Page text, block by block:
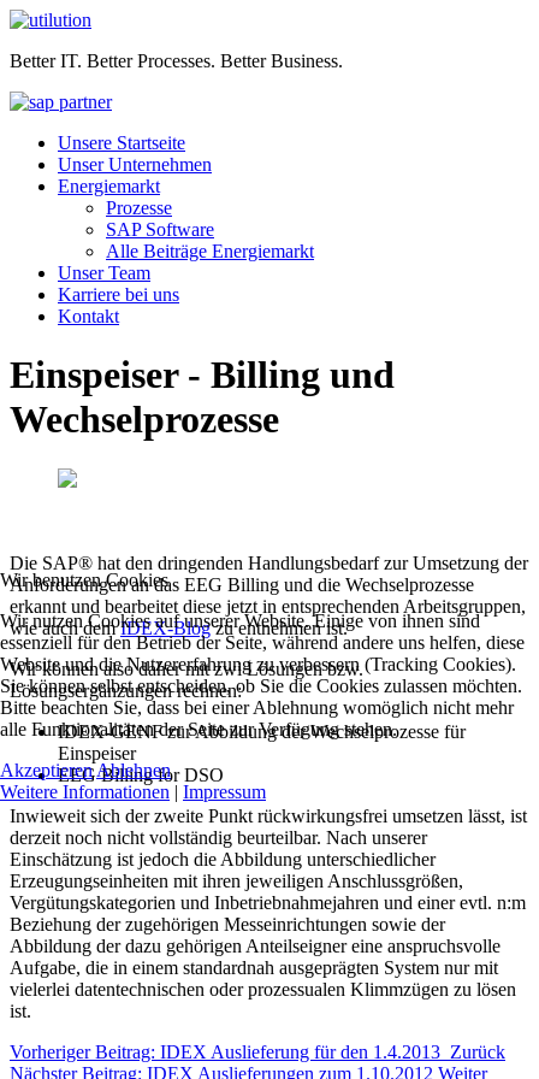
Better IT. Better Processes. Better Business.
Unsere Startseite
Unser Unternehmen
Energiemarkt
Prozesse
SAP Software
Alle Beiträge Energiemarkt
Unser Team
Karriere bei uns
Kontakt
Einspeiser - Billing und
Wechselprozesse
Die SAP® hat den dringenden Handlungsbedarf zur Umsetzung der
Anforderungen an das EEG Billing und die Wechselprozesse
erkannt und bearbeitet diese jetzt in entsprechenden Arbeitsgruppen,
wie auch demIDEX-Blogzu entnehmen ist.
Wir können also daher mit zwi Lösungen bzw.
Lösungsergänzungen rechnen:
IDEX-GENF zur Abbildung der Wechselprozesse für
Einspeiser
EEG Billing for DSO
Inwieweit sich der zweite Punkt rückwirkungsfrei umsetzen lässt, ist
derzeit noch nicht vollständig beurteilbar. Nach unserer
Einschätzung ist jedoch die Abbildung unterschiedlicher
Erzeugungseinheiten mit ihren jeweiligen Anschlussgrößen,
Vergütungskategorien und Inbetriebnahmejahren und einer evtl. n:m
Beziehung der zugehörigen Messeinrichtungen sowie der
Abbildung der dazu gehörigen Anteilseigner eine anspruchsvolle
Aufgabe, die in einem standardnah ausgeprägten System nur mit
vielerlei datentechnischen oder prozessualen Klimmzügen zu lösen
ist.
Vorheriger Beitrag: IDEX Auslieferung für den 1.4.2013 Zurück
Nächster Beitrag: IDEX Auslieferungen zum 1.10.2012 Weiter
Wir benutzen Cookies
Wir nutzen Cookies auf unserer Website. Einige von ihnen sind
essenziell für den Betrieb der Seite, während andere uns helfen, diese
Website und die Nutzererfahrung zu verbessern (Tracking Cookies).
Sie können selbst entscheiden, ob Sie die Cookies zulassen möchten.
Bitte beachten Sie, dass bei einer Ablehnung womöglich nicht mehr
alle Funktionalitäten der Seite zur Verfügung stehen.
Akzeptieren Ablehnen
Weitere Informationen | Impressum